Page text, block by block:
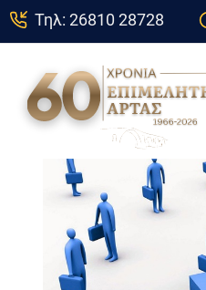
Τηλ: 26810 28728